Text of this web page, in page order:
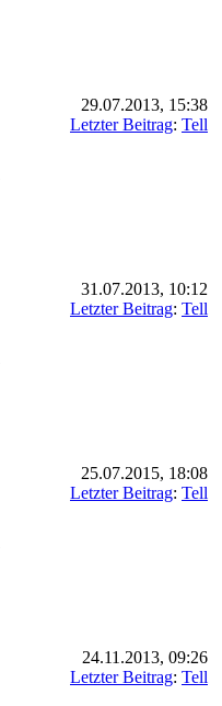
29.07.2013, 15:38
Letzter Beitrag: Tell
31.07.2013, 10:12
Letzter Beitrag: Tell
25.07.2015, 18:08
Letzter Beitrag: Tell
24.11.2013, 09:26
Letzter Beitrag: Tell